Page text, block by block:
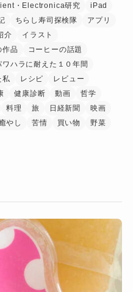
・Electronica研究
iPad
ちらし寿司探検隊
アプリ
介
イラスト
作品
コーヒーの話題
ワハラに耐えた１０年間
私 レシピ
レビュー
健康診断 動画
哲学
料理 旅 日経新聞
映画
やし 苦情 買い物
野菜